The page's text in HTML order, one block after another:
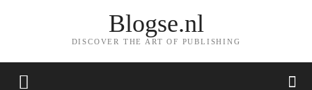
Blogse.nl
DISCOVER THE ART OF PUBLISHING